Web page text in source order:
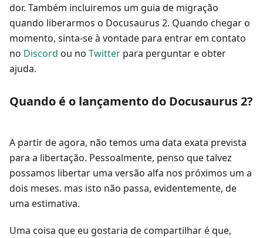
dor. Também incluiremos um guia de migração
quando liberarmos o Docusaurus 2. Quando chegar o
momento, sinta-se à vontade para entrar em contato
no Discord ou no Twitter para perguntar e obter
ajuda.
Quando é o lançamento do Docusaurus 2?
A partir de agora, não temos uma data exata prevista
para a libertação. Pessoalmente, penso que talvez
possamos libertar uma versão alfa nos próximos um a
dois meses. mas isto não passa, evidentemente, de
uma estimativa.
Uma coisa que eu gostaria de compartilhar é que,